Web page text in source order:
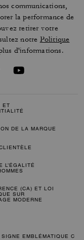
communications,
la performance de
retirer votre
notre Politique
d'informations.
ET
DE LA MARQUE
L’ÉGALITÉ
(CA) ET LOI
SUR
MODERNE
EMBLÉMATIQUE C